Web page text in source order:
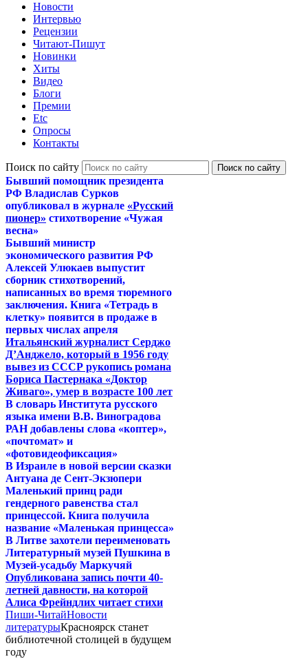
Новости
Интервью
Рецензии
Читают-Пишут
Новинки
Хиты
Видео
Блоги
Премии
Etc
Опросы
Контакты
Поиск по сайту
Бывший помощник президента
РФ Владислав Сурков
опубликовал в журнале «Русский
пионер» стихотворение «Чужая
весна»
Бывший министр
экономического развития РФ
Алексей Улюкаев выпустит
сборник стихотворений,
написанных во время тюремного
заключения. Книга «Тетрадь в
клетку» появится в продаже в
первых числах апреля
Итальянский журналист Серджо
Д’Анджело, который в 1956 году
вывез из СССР рукопись романа
Бориса Пастернака «Доктор
Живаго», умер в возрасте 100 лет
В словарь Института русского
языка имени В.В. Виноградова
РАН добавлены слова «коптер»,
«почтомат» и
«фотовидеофиксация»
В Израиле в новой версии сказки
Антуана де Сент-Экзюпери
Маленький принц ради
гендерного равенства стал
принцессой. Книга получила
название «Маленькая принцесса»
В Литве захотели переименовать
Литературный музей Пушкина в
Музей-усадьбу Маркучяй
Опубликована запись почти 40-
летней давности, на которой
Алиса Фрейндлих читает стихи
Пиши-ЧитайНовости
литературыКрасноярск станет
библиотечной столицей в будущем
году